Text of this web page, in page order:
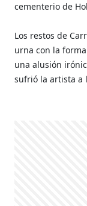
cementerio de
Los restos de
urna con la
una alusión
sufrió la artista a